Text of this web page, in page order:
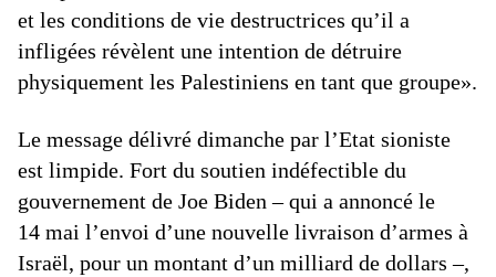
et les conditions de vie destructrices qu’il a
infligées révèlent une intention de détruire
physiquement les Palestiniens en tant que groupe».
Le message délivré dimanche par l’Etat sioniste
est limpide. Fort du soutien indéfectible du
gouvernement de Joe Biden – qui a annoncé le
14 mai l’envoi d’une nouvelle livraison d’armes à
Israël, pour un montant d’un milliard de dollars –,